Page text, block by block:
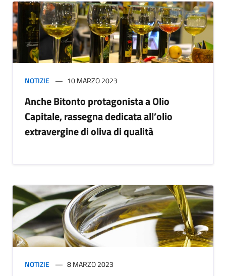
NOTIZIE 10 MARZO 2023
Anche Bitonto protagonista a Olio
Capitale, rassegna dedicata all’olio
extravergine di oliva di qualità
NOTIZIE 8 MARZO 2023